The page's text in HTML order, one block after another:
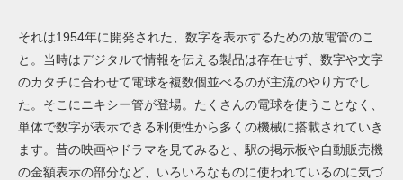
それは1954年に開発された、数字を表示するための放電管のこ
と。当時はデジタルで情報を伝える製品は存在せず、数字や文字
のカタチに合わせて電球を複数個並べるのが主流のやり方でし
た。そこにニキシー管が登場。たくさんの電球を使うことなく、
単体で数字が表示できる利便性から多くの機械に搭載されていき
ます。昔の映画やドラマを見てみると、駅の掲示板や自動販売機
の金額表示の部分など、いろいろなものに使われているのに気づ